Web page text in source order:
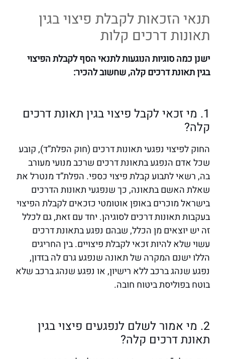
תנאי הזכאות לקבלת פיצוי בגין
תאונות דרכים קלות
ישנן כמה סוגיות הנוגעות לתנאי הסף לקבלת הפיצוי
בגין תאונת דרכים קלה, שחשוב להכיר:
1. מי זכאי לקבל פיצוי בגין תאונת דרכים
קלה?
החוק לפיצוי נפגעי תאונות דרכים (חוק הפלת”ד), קובע
שכל אדם הנפגע בתאונת דרכים שרכב מנועי מעורב
בה, רשאי לתבוע קבלת פיצוי כספי. הפלת”ד מנטרל את
שאלת האשם בתאונה, כך שנפגעי תאונות הדרכים
בישראל מוכרים באופן אוטומטי כזכאים לקבלת הפיצוי
בעקבות תאונות דרכים לסוגיהן. יחד עם זאת, גם לכלל
זה יש יוצאים מן הכלל, שבהם נפגע בתאונת דרכים
עשוי שלא להיות זכאי לקבלת פיצויים. בין החריגים
הללו ישנם המקרה של תאונה שנפגע גרם לה בזדון,
נפגע שנהג ברכב ללא רישיון, או נפגע שנהג ברכב שלא
בוטח בפוליסת ביטוח חובה.
2. מי אמור לשלם לנפגעים פיצוי בגין
תאונת דרכים קלה?